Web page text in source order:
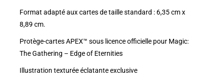
Format adapté aux cartes de taille standard : 6,35 cm x
8,89 cm.
Protège-cartes APEX™ sous licence officielle pour Magic:
The Gathering – Edge of Eternities
Illustration texturée éclatante exclusive